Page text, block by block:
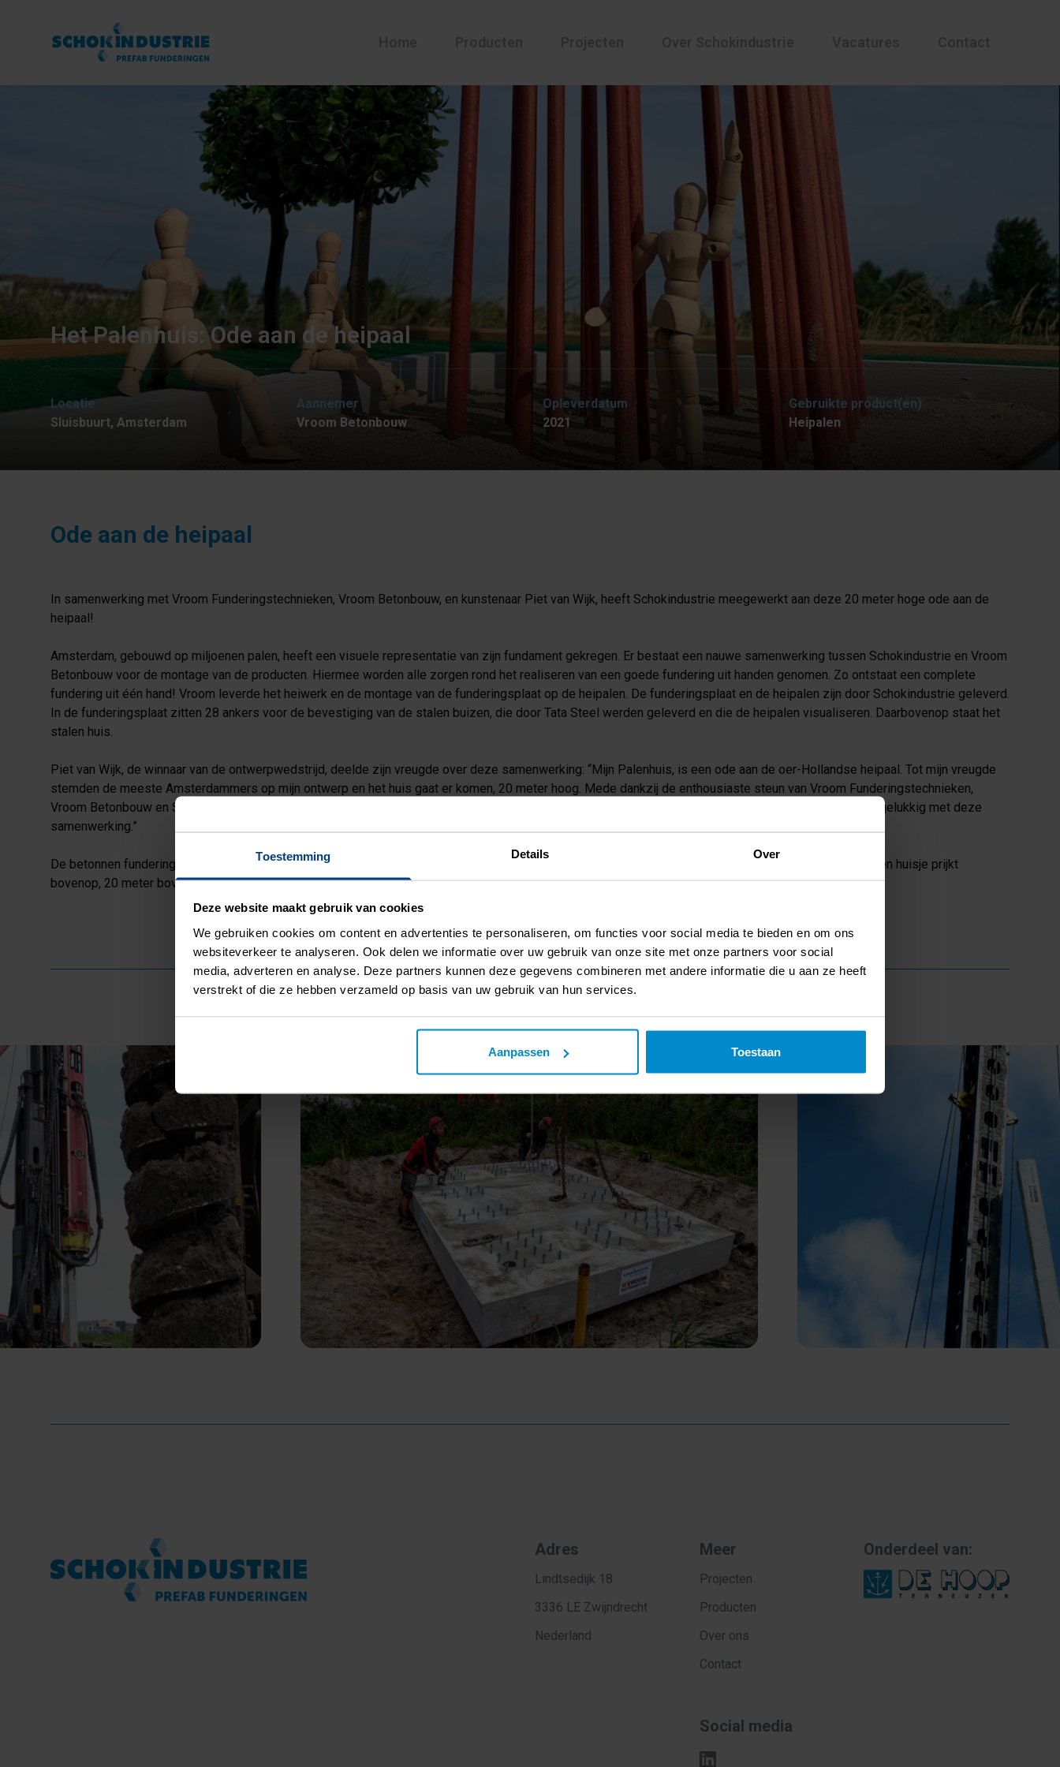
Toestemming Details Over
Deze website maakt gebruik van cookies
We gebruiken cookies om content en advertenties te personaliseren, om functies voor social media te bieden en om ons
websiteverkeer te analyseren. Ook delen we informatie over uw gebruik van onze site met onze partners voor social
media, adverteren en analyse. Deze partners kunnen deze gegevens combineren met andere informatie die u aan ze heeft
verstrekt of die ze hebben verzameld op basis van uw gebruik van hun services.
Aanpassen Toestaan
Het Palenhuis: Ode aan de heipaal
Locatie
Sluisbuurt, Amsterdam
Aannemer
Vroom Betonbouw
Opleverdatum
2021
Gebruikte product(en)
Heipalen
Ode aan de heipaal
In samenwerking met Vroom Funderingstechnieken, Vroom Betonbouw, en kunstenaar Piet van Wijk, heeft Schokindustrie meegewerkt aan deze 20 meter hoge ode aan de
heipaal!
Amsterdam, gebouwd op miljoenen palen, heeft een visuele representatie van zijn fundament gekregen. Er bestaat een nauwe samenwerking tussen Schokindustrie en Vroom
Betonbouw voor de montage van de producten. Hiermee worden alle zorgen rond het realiseren van een goede fundering uit handen genomen. Zo ontstaat een complete
fundering uit één hand! Vroom leverde het heiwerk en de montage van de funderingsplaat op de heipalen. De funderingsplaat en de heipalen zijn door Schokindustrie geleverd.
In de funderingsplaat zitten 28 ankers voor de bevestiging van de stalen buizen, die door Tata Steel werden geleverd en die de heipalen visualiseren. Daarbovenop staat het
stalen huis.
Piet van Wijk, de winnaar van de ontwerpwedstrijd, deelde zijn vreugde over deze samenwerking: “Mijn Palenhuis, is een ode aan de oer-Hollandse heipaal. Tot mijn vreugde
stemden de meeste Amsterdammers op mijn ontwerp en het huis gaat er komen, 20 meter hoog. Mede dankzij de enthousiaste steun van Vroom Funderingstechnieken,
Vroom Betonbouw en Schokindustrie. Het is fantastisch dat door dit kunstwerk zichtbaar wordt hoe Amsterdamse huizen er eigenlijk uitzien. Ik ben dolgelukkig met deze
samenwerking.”
De betonnen funderingsplaat, met 112 bouten, verankert de 28 stalen buizen die symbolisch staan voor de funderingspalen van de stad. Het cortenstalen huisje prijkt
bovenop, 20 meter boven het maaiveld. 'Het Palenhuis' staat nog in de Sluisbuurt tot 2026!
Adres
Lindtsedijk 18
3336 LE Zwijndrecht
Nederland
Meer
Projecten
Producten
Over ons
Contact
Social media
Onderdeel van: